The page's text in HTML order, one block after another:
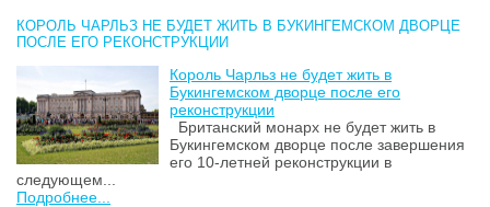
КОРОЛЬ ЧАРЛЬЗ НЕ БУДЕТ ЖИТЬ В БУКИНГЕМСКОМ ДВОРЦЕ
ПОСЛЕ ЕГО РЕКОНСТРУКЦИИ
Король Чарльз не будет жить в
Букингемском дворце после его
реконструкции
Британский монарх не будет жить в
Букингемском дворце после завершения
его 10-летней реконструкции в
следующем...
Подробнее...